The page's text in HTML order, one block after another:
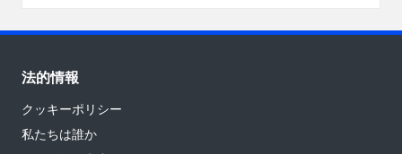
法的情報
クッキーポリシー
私たちは誰か